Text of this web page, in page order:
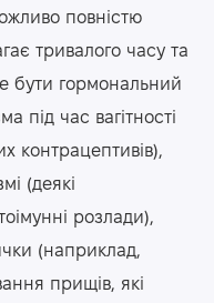
повністю
тривалого часу та
бути гормональний
під час вагітності
контрацептивів),
(деякі
розлади),
(наприклад,
прищів, які